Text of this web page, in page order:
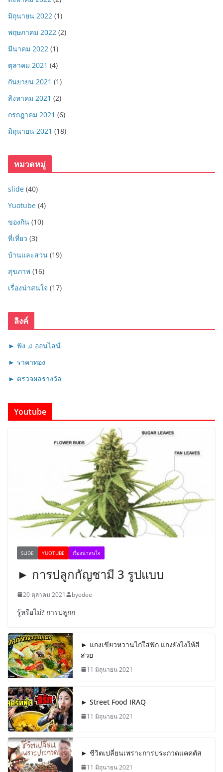
มิถุนายน 2022 (1)
พฤษภาคม 2022 (2)
มีนาคม 2022 (1)
ตุลาคม 2021 (4)
กันยายน 2021 (1)
สิงหาคม 2021 (2)
กรกฎาคม 2021 (6)
มิถุนายน 2021 (18)
หมวดหมู่
slide (40)
Yuotube (4)
ของกิน (10)
ที่เที่ยว (3)
บ้านและสวน (19)
สุขภาพ (16)
เรื่องน่าสนใจ (17)
ลิงค์
► ฟัง ♫ ออนไลน์
► ราคาทอง
► ตรวจผลรางวัล
Youtube
SLIDE YUOTUBE เรื่องน่าสนใจ
► การปลูกกัญชามี 3 รูปแบบ
20 ตุลาคม 2021 byedee
รู้หรือไม่? การปลูกก
► แกงเขียวหวานไก่ใส่ฟัก แกงยังไงให้สี
สวย
11 มิถุนายน 2021
► Street Food IRAQ
11 มิถุนายน 2021
► ชีวิตเปลี่ยนเพราะการประกวดแคคตัส
11 มิถุนายน 2021